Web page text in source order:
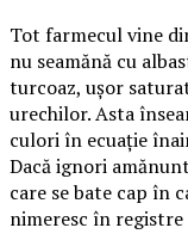
Tot farmecul vine
nu seamănă cu
turcoaz, ușor
urechilor. Asta
culori în ecuație
Dacă ignori
care se bate cap în
nimeresc în